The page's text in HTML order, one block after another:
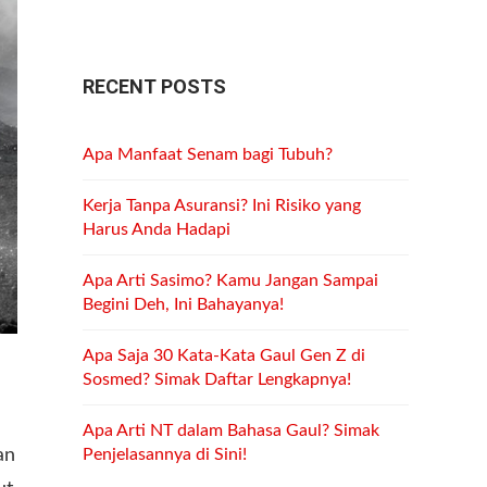
RECENT POSTS
Apa Manfaat Senam bagi Tubuh?
Kerja Tanpa Asuransi? Ini Risiko yang
Harus Anda Hadapi
Apa Arti Sasimo? Kamu Jangan Sampai
Begini Deh, Ini Bahayanya!
Apa Saja 30 Kata-Kata Gaul Gen Z di
Sosmed? Simak Daftar Lengkapnya!
Apa Arti NT dalam Bahasa Gaul? Simak
Penjelasannya di Sini!